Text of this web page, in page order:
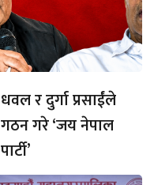
धवल र दुर्गा प्रसाईंले
गठन गरे ‘जय नेपाल
पार्टी’